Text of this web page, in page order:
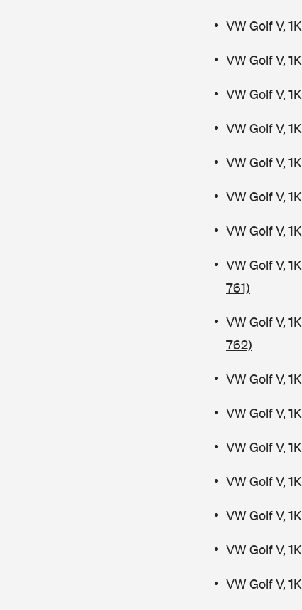
VW Golf V,
VW Golf V,
VW Golf V,
VW Golf V,
VW Golf V,
VW Golf V,
VW Golf V,
VW Golf V,
761)
VW Golf V,
762)
VW Golf V,
VW Golf V,
VW Golf V,
VW Golf V,
VW Golf V,
VW Golf V,
VW Golf V,